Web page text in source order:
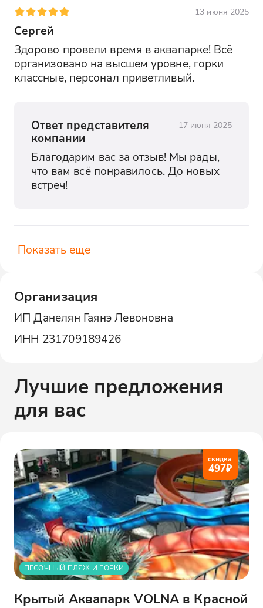
13 июня 2025
Сергей
Здорово провели время в аквапарке! Всё
организовано на высшем уровне, горки
классные, персонал приветливый.
Ответ представителя
компании
17 июня 2025
Благодарим вас за отзыв! Мы рады,
что вам всё понравилось. До новых
встреч!
Показать еще
Организация
ИП Данелян Гаянэ Левоновна
ИНН 231709189426
Лучшие предложения
для вас
скидка
497₽
ПЕСОЧНЫЙ ПЛЯЖ И ГОРКИ
Крытый Аквапарк VOLNA в Красной